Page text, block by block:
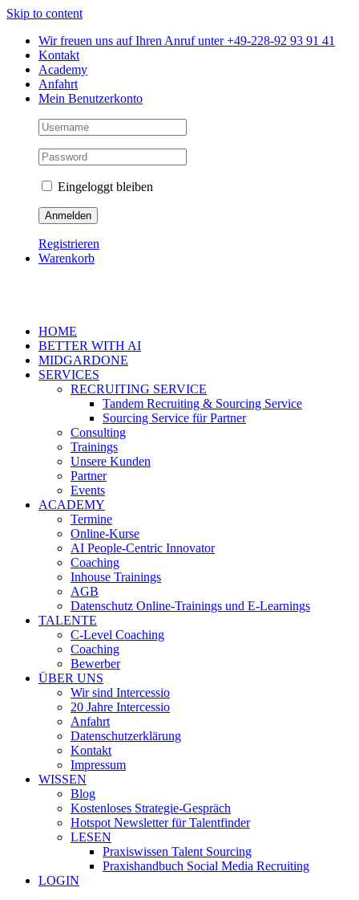
Skip to content
Wir freuen uns auf Ihren Anruf unter +49-228-92 93 91 41
Kontakt
Academy
Anfahrt
Mein Benutzerkonto
Eingeloggt bleiben
Registrieren
Warenkorb
HOME
BETTER WITH AI
MIDGARDONE
SERVICES
RECRUITING SERVICE
Tandem Recruiting & Sourcing Service
Sourcing Service für Partner
Consulting
Trainings
Unsere Kunden
Partner
Events
ACADEMY
Termine
Online-Kurse
AI People-Centric Innovator
Coaching
Inhouse Trainings
AGB
Datenschutz Online-Trainings und E-Learnings
TALENTE
C-Level Coaching
Coaching
Bewerber
ÜBER UNS
Wir sind Intercessio
20 Jahre Intercessio
Anfahrt
Datenschutzerklärung
Kontakt
Impressum
WISSEN
Blog
Kostenloses Strategie-Gespräch
Hotspot Newsletter für Talentfinder
LESEN
Praxiswissen Talent Sourcing
Praxishandbuch Social Media Recruiting
LOGIN